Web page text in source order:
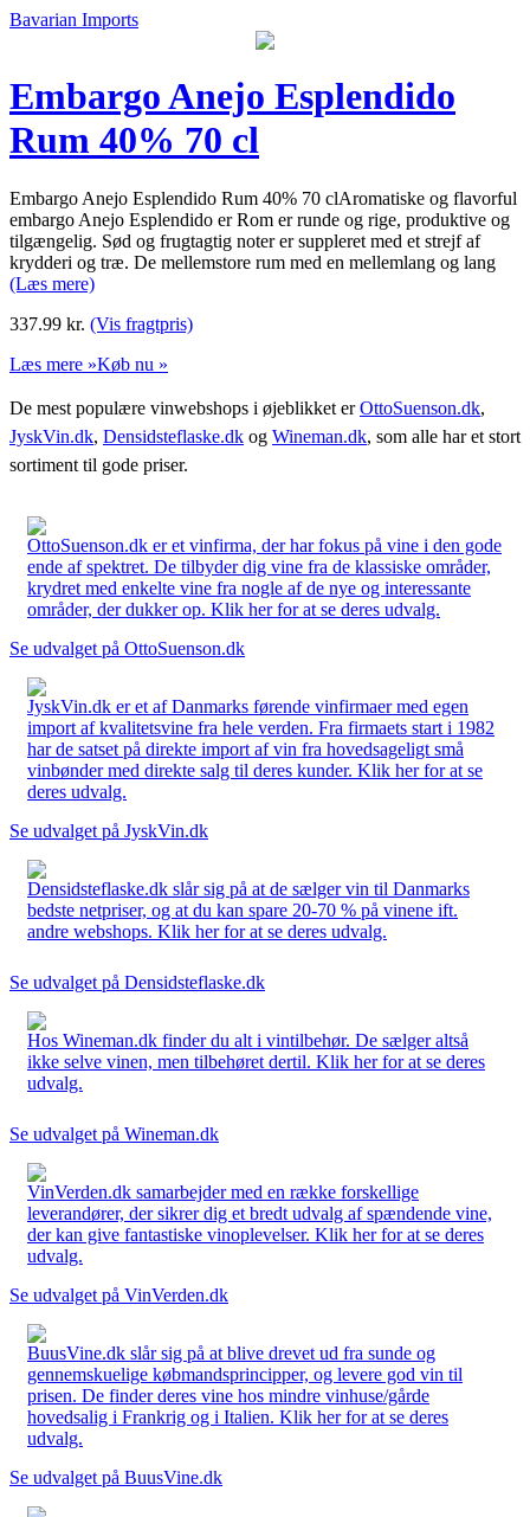
Bavarian Imports
Embargo Anejo Esplendido
Rum 40% 70 cl
Embargo Anejo Esplendido Rum 40% 70 clAromatiske og flavorful
embargo Anejo Esplendido er Rom er runde og rige, produktive og
tilgængelig. Sød og frugtagtig noter er suppleret med et strejf af
krydderi og træ. De mellemstore rum med en mellemlang og lang
(Læs mere)
337.99 kr. (Vis fragtpris)
Læs mere »Køb nu »
De mest populære vinwebshops i øjeblikket erOttoSuenson.dk,
JyskVin.dk, Densidsteflaske.dk og Wineman.dk, som alle har et stort
sortiment til gode priser.
OttoSuenson.dk er et vinfirma, der har fokus på vine i den gode
ende af spektret. De tilbyder dig vine fra de klassiske områder,
krydret med enkelte vine fra nogle af de nye og interessante
områder, der dukker op. Klik her for at se deres udvalg.
Se udvalget på OttoSuenson.dk
JyskVin.dk er et af Danmarks førende vinfirmaer med egen
import af kvalitetsvine fra hele verden. Fra firmaets start i 1982
har de satset på direkte import af vin fra hovedsageligt små
vinbønder med direkte salg til deres kunder. Klik her for at se
deres udvalg.
Se udvalget på JyskVin.dk
Densidsteflaske.dk slår sig på at de sælger vin til Danmarks
bedste netpriser, og at du kan spare 20-70 % på vinene ift.
andre webshops. Klik her for at se deres udvalg.
Se udvalget på Densidsteflaske.dk
Hos Wineman.dk finder du alt i vintilbehør. De sælger altså
ikke selve vinen, men tilbehøret dertil. Klik her for at se deres
udvalg.
Se udvalget på Wineman.dk
VinVerden.dk samarbejder med en række forskellige
leverandører, der sikrer dig et bredt udvalg af spændende vine,
der kan give fantastiske vinoplevelser. Klik her for at se deres
udvalg.
Se udvalget på VinVerden.dk
BuusVine.dk slår sig på at blive drevet ud fra sunde og
gennemskuelige købmandsprincipper, og levere god vin til
prisen. De finder deres vine hos mindre vinhuse/gårde
hovedsalig i Frankrig og i Italien. Klik her for at se deres
udvalg.
Se udvalget på BuusVine.dk